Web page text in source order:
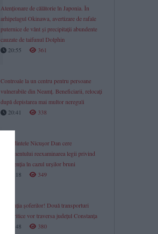
Atenționare de călătorie în Japonia. În
arhipelagul Okinawa, avertizare de rafale
puternice de vânt și precipitații abundente
cauzate de taifunul Dolphin
20:55
361
Controale la un centru pentru persoane
vulnerabile din Neamț. Beneficiarii, relocați
după depistarea mai multor nereguli
20:41
338
Președintele Nicușor Dan cere
Parlamentului reexaminarea legii privind
intervenția în cazul urșilor bruni
20:18
349
În atenția șoferilor! Două transporturi
agabaritice vor traversa județul Constanța
19:48
380